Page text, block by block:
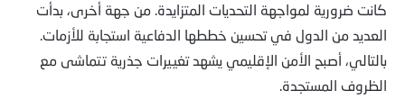
كانت ضرورية لمواجهة التحديات المتزايدة. من جهة أخرى، بدأت
العديد من الدول في تحسين خططها الدفاعية استجابة للأزمات.
بالتالي، أصبح الأمن الإقليمي يشهد تغييرات جذرية تتماشى مع
الظروف المستجدة.